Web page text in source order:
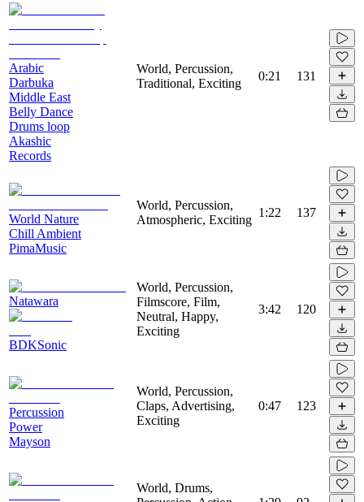
Arabic
Darbuka
Middle East
Belly Dance
Drums loop
Akashic
Records
World, Percussion,
Traditional, Exciting
0:21 131
World Nature
Chill Ambient
PimaMusic
World, Percussion,
Atmospheric, Exciting
1:22 137
Natawara
BDKSonic
World, Percussion,
Filmscore, Film,
Neutral, Happy,
Exciting
3:42 120
Percussion
Power
Mayson
World, Percussion,
Claps, Advertising,
Exciting
0:47 123
World, Drums,